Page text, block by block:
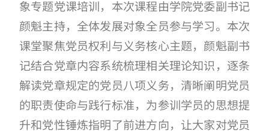
象专题党课培训，本次课程由学院党委副书记
颜魁主持，全体发展对象全员参与学习。本次
课堂聚焦党员权利与义务核心主题，颜魁副书
记结合党章内容系统梳理相关理论知识，逐条
解读党章规定的党员八项义务，清晰阐明党员
的职责使命与践行标准，为参训学员的思想提
升和党性锤炼指明了前进方向，让大家对党员